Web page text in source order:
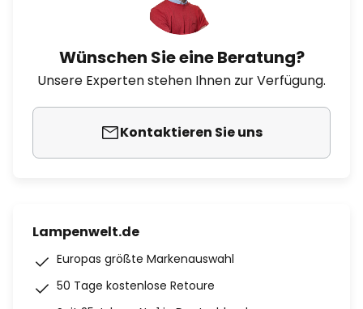
Wünschen Sie eine Beratung?
Unsere Experten stehen Ihnen zur Verfügung.
Kontaktieren Sie uns
Lampenwelt.de
Europas größte Markenauswahl
50 Tage kostenlose Retoure